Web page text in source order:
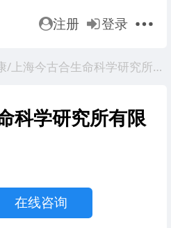
注册 登录
/上海今古合生命科学研究所有限公司
科学研究所有限
在线咨询